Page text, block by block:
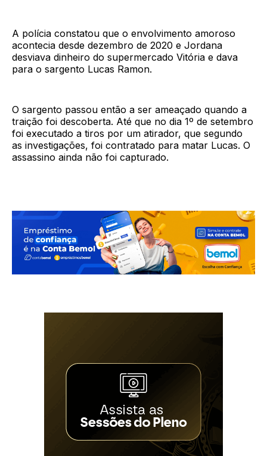
A polícia constatou que o envolvimento amoroso
acontecia desde dezembro de 2020 e Jordana
desviava dinheiro do supermercado Vitória e dava
para o sargento Lucas Ramon.
O sargento passou então a ser ameaçado quando a
traição foi descoberta. Até que no dia 1º de setembro
foi executado a tiros por um atirador, que segundo
as investigações, foi contratado para matar Lucas. O
assassino ainda não foi capturado.